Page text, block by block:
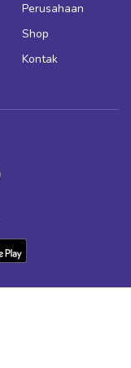
Perusahaan
Shop
Kontak